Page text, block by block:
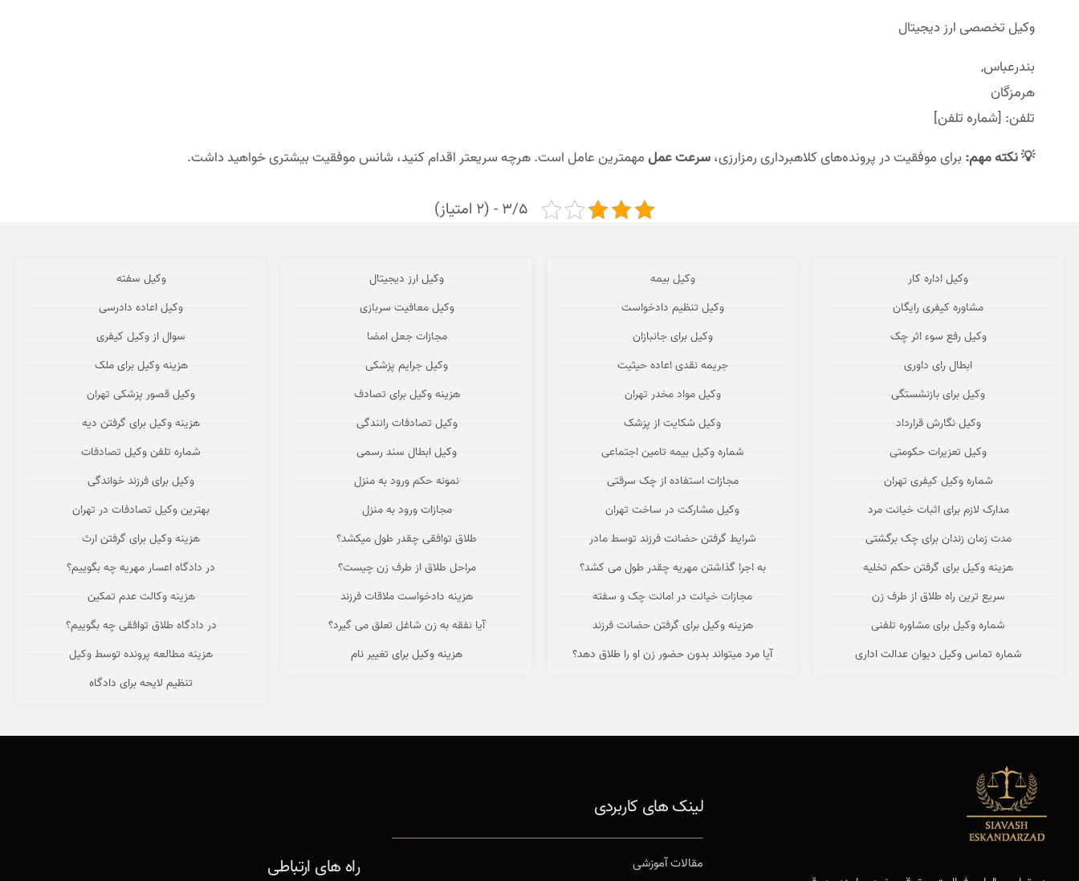
وکیل تخصصی ارز دیجیتال
بندرعباس,
هرمزگان
تلفن: [شماره تلفن]
💡 نکته مهم: برای موفقیت در پرونده‌های کلاهبرداری رمزارزی،سرعت عملمهمترین عامل است. هرچه سریعتر اقدام کنید، شانس موفقیت بیشتری خواهید داشت.
3/5 - (2 امتیاز)
وکیل اداره کار
مشاوره کیفری رایگان
وکیل رفع سوء اثر چک
ابطال رای داوری
وکیل برای بازنشستگی
وکیل نگارش قرارداد
وکیل تعزیرات حکومتی
شماره وکیل کیفری تهران
مدارک لازم برای اثبات خیانت مرد
مدت زمان زندان برای چک برگشتی
هزینه وکیل برای گرفتن حکم تخلیه
سریع ترین راه طلاق از طرف زن
شماره وکیل برای مشاوره تلفنی
شماره تماس وکیل دیوان عدالت اداری
وکیل بیمه
وکیل تنظیم دادخواست
وکیل برای جانبازان
جریمه نقدی اعاده حیثیت
وکیل مواد مخدر تهران
وکیل شکایت از پزشک
شماره وکیل بیمه تامین اجتماعی
مجازات استفاده از چک سرقتی
وکیل مشارکت در ساخت تهران
شرایط گرفتن حضانت فرزند توسط مادر
به اجرا گذاشتن مهریه چقدر طول می کشد؟
مجازات خیانت در امانت چک و سفته
هزینه وکیل برای گرفتن حضانت فرزند
آیا مرد میتواند بدون حضور زن او را طلاق دهد؟
وکیل ارز دیجیتال
وکیل معافیت سربازی
مجازات جعل امضا
وکیل جرایم پزشکی
هزینه وکیل برای تصادف
وکیل تصادفات رانندگی
وکیل ابطال سند رسمی
نمونه حکم ورود به منزل
مجازات ورود به منزل
طلاق توافقی چقدر طول میکشد؟
مراحل طلاق از طرف زن چیست؟
هزینه دادخواست ملاقات فرزند
آیا نفقه به زن شاغل تعلق می گیرد؟
هزینه وکیل برای تغییر نام
وکیل سفته
وکیل اعاده دادرسی
سوال از وکیل کیفری
هزینه وکیل برای ملک
وکیل قصور پزشکی تهران
هزینه وکیل برای گرفتن دیه
شماره تلفن وکیل تصادفات
وکیل برای فرزند خواندگی
بهترین وکیل تصادفات در تهران
هزینه وکیل برای گرفتن ارث
در دادگاه اعسار مهریه چه بگوییم؟
هزینه وکالت عدم تمکین
در دادگاه طلاق توافقی چه بگوییم؟
هزینه مطالعه پرونده توسط وکیل
تنظیم لایحه برای دادگاه
لینک های کاربردی
مقالات آموزشی راه های ارتباطی